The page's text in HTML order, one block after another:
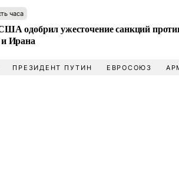
часа
одобрил ужесточение санкций
Ирана
ПРЕЗИДЕНТ ПУТИН ЕВРОСОЮЗ